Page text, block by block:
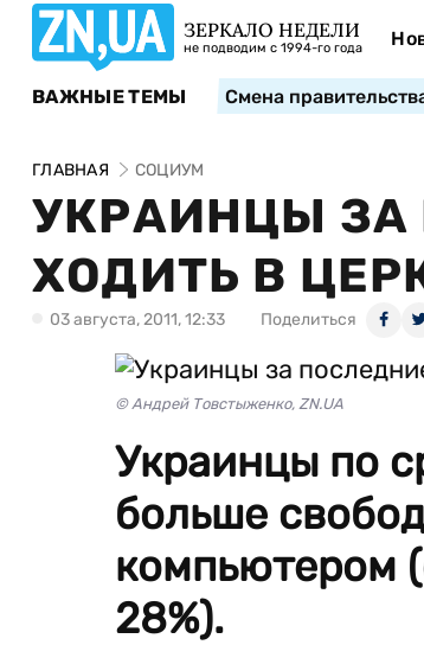
ЗЕРКАЛО НЕДЕЛИ
не подводим с 1994-го года
ВАЖНЫЕ ТЕМЫ Смена
ГЛАВНАЯ СОЦИУМ
УКРАИНЦЫ ЗА
ХОДИТЬ В
03 августа, 2011, 12:33 Поделиться
© Андрей Товстыженко, ZN.UA
Украинцы по
больше
компьютером
28%).